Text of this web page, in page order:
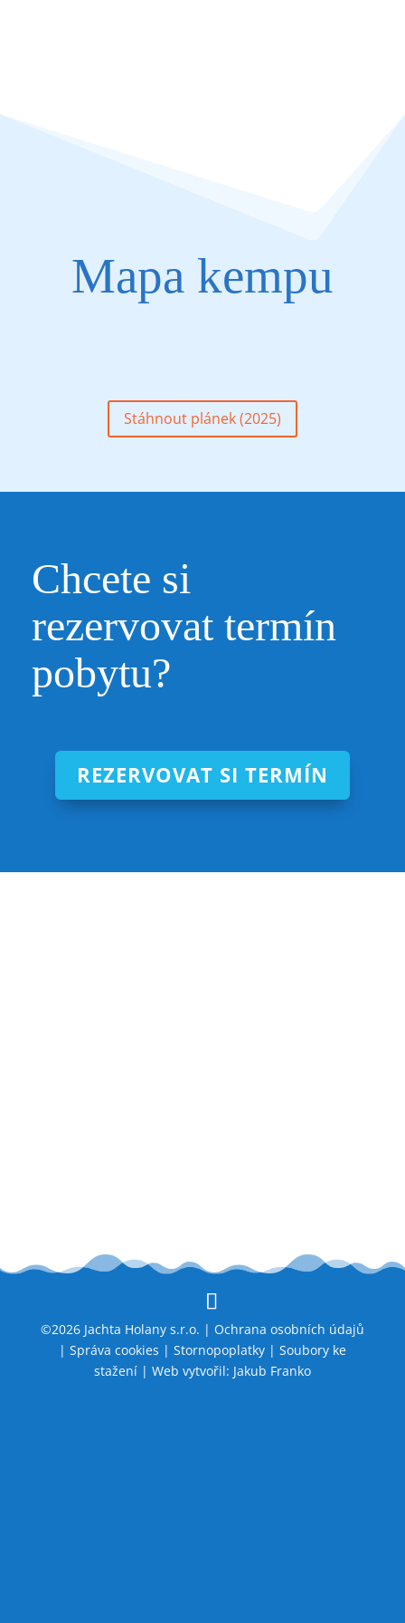
Mapa kempu
Stáhnout plánek (2025)
Chcete si
rezervovat termín
pobytu?
REZERVOVAT SI TERMÍN
©2026 Jachta Holany s.r.o. | Ochrana osobních údajů
| Správa cookies | Stornopoplatky| Soubory ke
stažení| Web vytvořil: Jakub Franko